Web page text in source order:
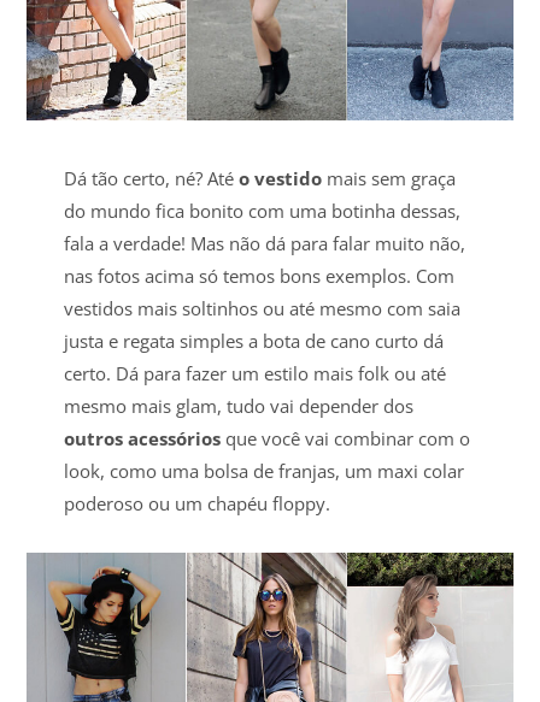
Dá tão certo, né? Até o vestidomais sem graça
do mundo fica bonito com uma botinha dessas,
fala a verdade! Mas não dá para falar muito não,
nas fotos acima só temos bons exemplos. Com
vestidos mais soltinhos ou até mesmo com saia
justa e regata simples a bota de cano curto dá
certo. Dá para fazer um estilo mais folk ou até
mesmo mais glam, tudo vai depender dos
outros acessóriosque você vai combinar com o
look, como uma bolsa de franjas, um maxi colar
poderoso ou um chapéu floppy.